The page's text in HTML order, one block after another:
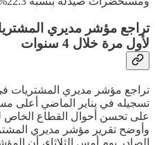
تراجع مؤشر مديري
لأول مرة خلال 4 سنوات